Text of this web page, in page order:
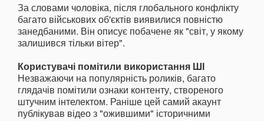
За словами чоловіка, після глобального конфлікту
багато військових об'єктів виявилися повністю
занедбаними. Він описує побачене як "світ, у якому
залишився тільки вітер".
Користувачі помітили використання ШІ
Незважаючи на популярність роликів, багато
глядачів помітили ознаки контенту, створеного
штучним інтелектом. Раніше цей самий акаунт
публікував відео з "ожившими" історичними